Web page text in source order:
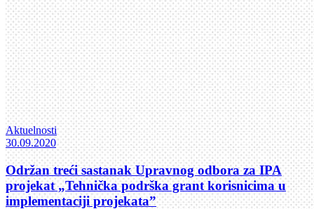
Aktuelnosti
30.09.2020
Održan treći sastanak Upravnog odbora za IPA
projekat „Tehnička podrška grant korisnicima u
implementaciji projekata”